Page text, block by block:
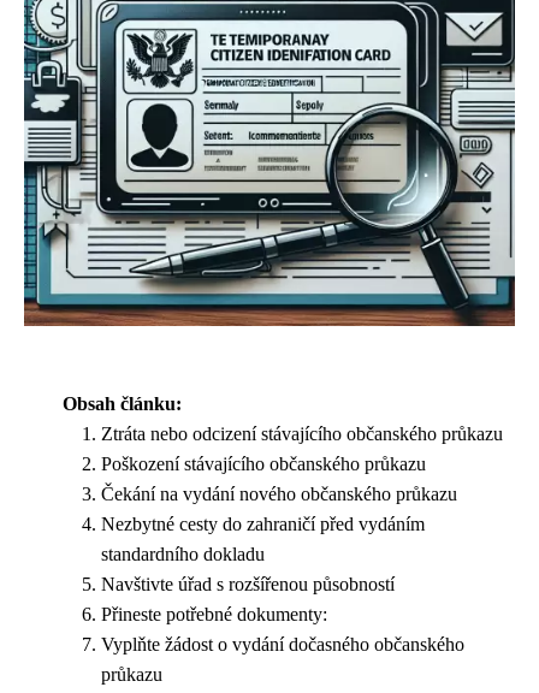
Obsah článku:
Ztráta nebo odcizení stávajícího občanského průkazu
Poškození stávajícího občanského průkazu
Čekání na vydání nového občanského průkazu
Nezbytné cesty do zahraničí před vydáním
standardního dokladu
Navštivte úřad s rozšířenou působností
Přineste potřebné dokumenty:
Vyplňte žádost o vydání dočasného občanského
průkazu